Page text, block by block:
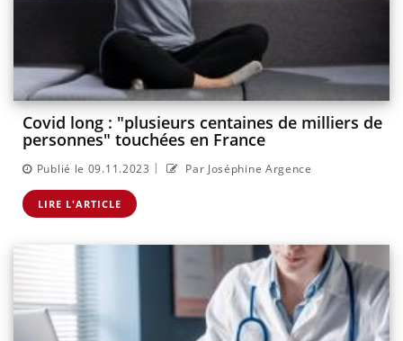
Covid long : "plusieurs centaines de milliers de
personnes" touchées en France
Publié le 09.11.2023 | Par Joséphine Argence
LIRE L'ARTICLE